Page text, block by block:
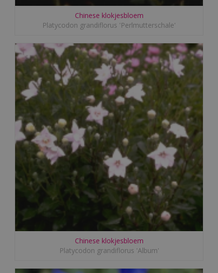
Chinese klokjesbloem
Platycodon grandiflorus 'Perlmutterschale'
Chinese klokjesbloem
Platycodon grandiflorus 'Album'